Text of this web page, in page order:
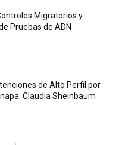
Migratorios y
Pruebas de ADN
de Alto Perfil por
Claudia Sheinbaum